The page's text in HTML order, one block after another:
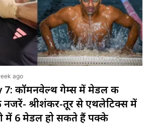
ago
7: कॉमनवेल्थ गेम्स में मेडल की
नजरें- श्रीशंकर-तूर से एथलेटिक्स में
में 6 मेडल हो सकते हैं पक्के